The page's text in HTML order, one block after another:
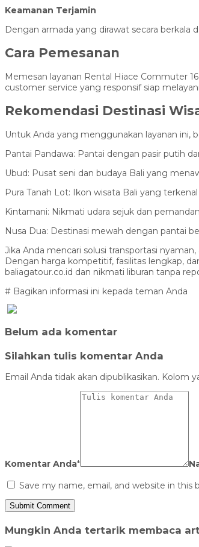
Keamanan Terjamin
Dengan armada yang dirawat secara berkala
Cara Pemesanan
Memesan layanan Rental Hiace Commuter
customer service yang responsif siap
Rekomendasi Destinasi
Untuk Anda yang menggunakan layanan ini,
Pantai Pandawa: Pantai dengan pasir putih
Ubud: Pusat seni dan budaya Bali yang
Pura Tanah Lot: Ikon wisata Bali yang
Kintamani: Nikmati udara sejuk dan
Nusa Dua: Destinasi mewah dengan pantai
Jika Anda mencari solusi transportasi
Dengan harga kompetitif, fasilitas lengkap,
baliagatour.co.id dan nikmati liburan tanpa
# Bagikan informasi ini kepada teman Anda
Belum ada komentar
Silahkan tulis komentar Anda
Email Anda tidak akan dipublikasikan. Kolom
Komentar Anda*
Save my name, email, and website in
Mungkin Anda tertarik membaca